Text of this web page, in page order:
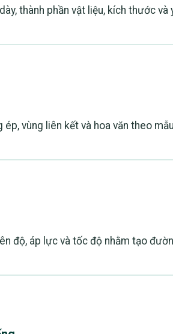
thành phần vật liệu, kích thước
ép, vùng liên kết và hoa văn theo
độ, áp lực và tốc độ nhằm tạo